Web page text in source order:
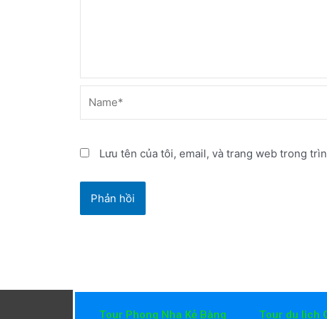
Lưu tên của tôi, email, và trang web trong
Tour Phong Nha Kẻ Bàng Tour du lịch